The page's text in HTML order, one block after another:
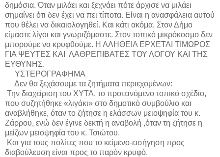
δημόσια. Όταν μιλάει και ξεχνάει πότε άρχισε να μιλάει
σημαίνει ότι δεν έχει να πει τίποτα. Είναι η ανασφάλεια αυτού
που θέλει να δικαιολογηθεί. Και κάτι ακόμα. Στον Δήμο
είμαστε λίγοι και γνωριζόμαστε. Στον τοπικό μικρόκοσμο δεν
μπορούμε να κρυφθούμε. Η ΑΛΗΘΕΙΑ ΕΡΧΕΤΑΙ ΤΙΜΩΡΟΣ
ΓΙΑ ΨΕΥΤΕΣ ΚΑΙ
ΛΑΘΡΕΠΙΒΑΤΕΣ ΤΟΥ ΛΟΓΟΥ ΚΑΙ ΤΗΣ
ΕΥΘΥΝΗΣ.
ΥΣΤΕΡΟΓΡΑΦΗΜΑ
Δεν θα ξεχάσουμε τα ζητήματα περιεχομένων:
Την διαχείριση του ΧΥΤΑ, το προτεινόμενο τοπικό σχέδιο,
που συζητήθηκε «λιγάκι» στο δημοτικό συμβούλιο και
αναβλήθηκε, όταν το ζήτησε η ελάσσων μειοψηφία του κ.
Ζάρρου, ενώ δεν έγινε δεκτή η αναβολή ,όταν τη ζήτησε η
μείζων μειοψηφία του κ. Τσιώτου.
Και για τους πολίτες που το κείμενο-εισήγηση προς
διαβούλευση είναι προς το παρόν κρυφό.